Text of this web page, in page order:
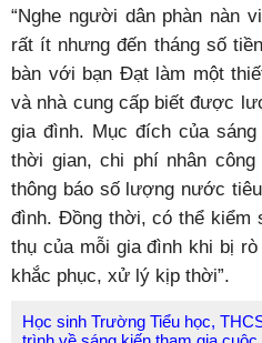
“Nghe người dân phàn nàn
rất ít nhưng đến tháng số
bàn với bạn Đạt làm một
và nhà cung cấp biết được
gia đình. Mục đích của
thời gian, chi phí nhân
thông báo số lượng nước
đình. Đồng thời, có thể
thụ của mỗi gia đình khi bị
khắc phục, xử lý kịp thời”.
Học sinh Trường Tiểu học,